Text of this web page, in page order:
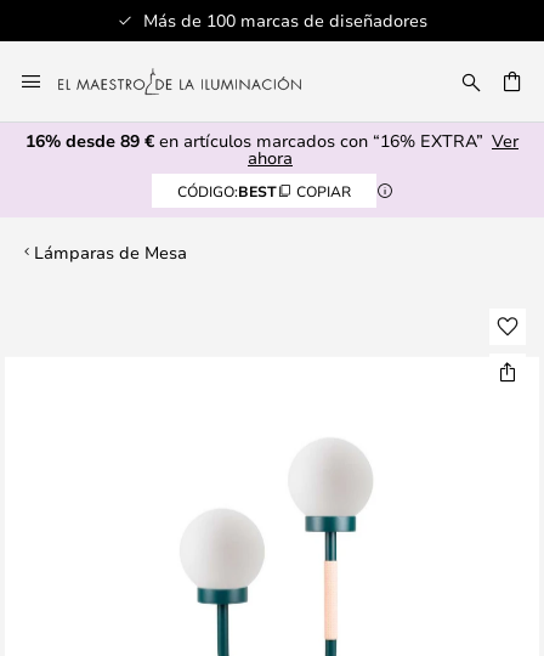
Más de 100 marcas de diseñadores
al
contenido
16% desde 89 € en artículos marcados con “16% EXTRA” Ver
ahora
CÓDIGO:BEST COPIAR
Lámparas de Mesa